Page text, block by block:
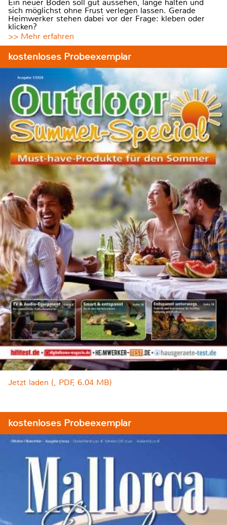
Ein neuer Boden soll gut aussehen, lange halten und
sich möglichst ohne Frust verlegen lassen. Gerade
Heimwerker stehen dabei vor der Frage: kleben oder
klicken?
>> Mehr erfahren
kostenloses Probeexemplar
Jetzt laden (, PDF, 6.04 MB)
kostenloses Probeexemplar